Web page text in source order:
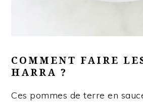
COMMENT FAIRE
HARRA ?
Ces pommes de terre en